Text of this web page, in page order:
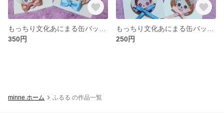
350円
250円
minne ホーム ふるる の作品一覧